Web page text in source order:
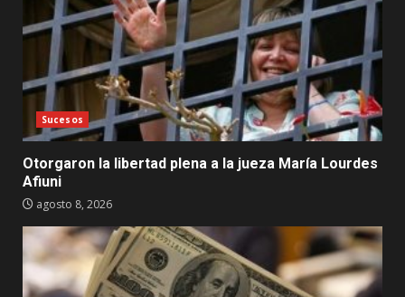
Sucesos
Otorgaron la libertad plena a la jueza María Lourdes
Afiuni
agosto 8, 2026